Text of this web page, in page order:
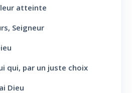
bénédictions
atteinte
Seigneur
qui, par un juste choix
Dieu